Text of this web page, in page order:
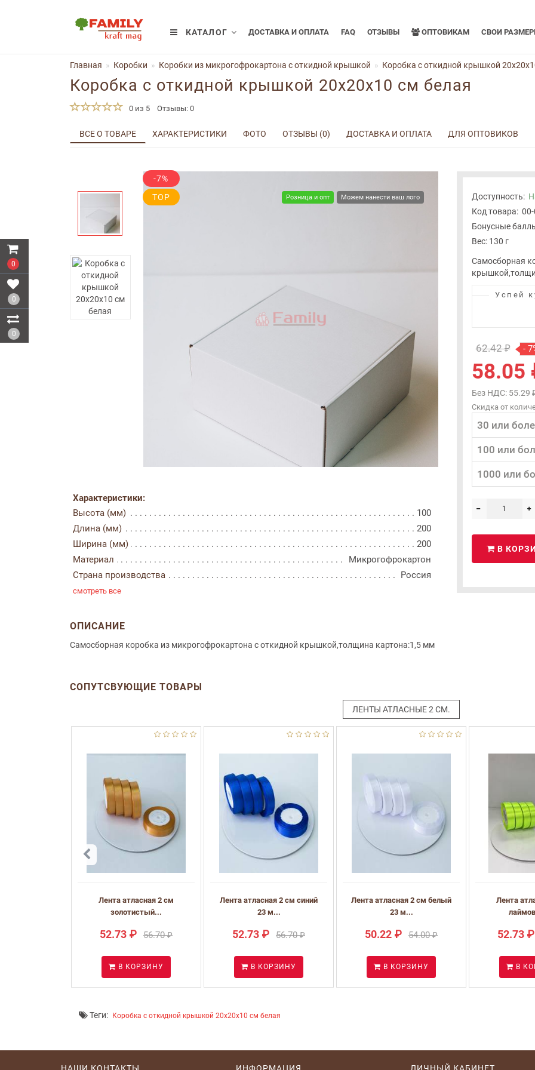
0
0
0
КАТАЛОГ ДОСТАВКА И ОПЛАТА FAQ ОТЗЫВЫ ОПТОВИКАМ СВОИ
Главная Коробки Коробки из микрогофрокартона с откидной крышкой Коробка с откидной крышкой
Коробка с откидной крышкой 20x20x10 см белая
0 из 5 Отзывы: 0
ВСЕ О ТОВАРЕ ХАРАКТЕРИСТИКИ ФОТО ОТЗЫВЫ (0) ДОСТАВКА И ОПЛАТА ДЛЯ ОПТОВИКОВ
Розница и опт Можем нанести ваш лого
-7%
TOP
Характеристики:
Высота (мм)
100
Длина (мм)
200
Ширина (мм)
200
Материал
Микрогофрокартон
Страна производства
Россия
смотреть все
Доступность:
Код товара:
Бонусные
Вес: 130 г
Самосборная
Успей
62.42 ₽ -
58.05
Без НДС: 55.29
Скидка от
30 или
100 или
1000 или
В
ОПИСАНИЕ
Самосборная коробка из микрогофрокартона с откидной крышкой,толщина картона:1,5 мм
СОПУТСВУЮЩИЕ ТОВАРЫ
ЛЕНТЫ АТЛАСНЫЕ 2 СМ.
Лента атласная 2 см
золотистый...
52.73 ₽ 56.70 ₽
В КОРЗИНУ
Лента атласная 2 см синий
23 м...
52.73 ₽ 56.70 ₽
В КОРЗИНУ
Лента атласная 2 см белый
23 м...
50.22 ₽ 54.00 ₽
В КОРЗИНУ
Лента
52.73 ₽
В
Теги: Коробка с откидной крышкой 20x20x10 см белая